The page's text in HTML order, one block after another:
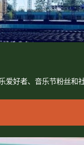
爱好者、音乐节粉丝和